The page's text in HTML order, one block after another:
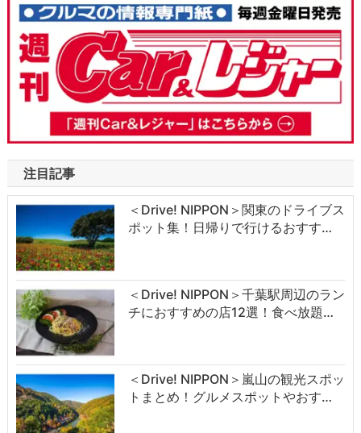
注目記事
＜Drive! NIPPON＞関東のドライブス
ポット集！日帰りで行けるおすす…
＜Drive! NIPPON＞千葉駅周辺のラン
チにおすすめの店12選！食べ放題…
＜Drive! NIPPON＞嵐山の観光スポッ
トまとめ！グルメスポットやおす…